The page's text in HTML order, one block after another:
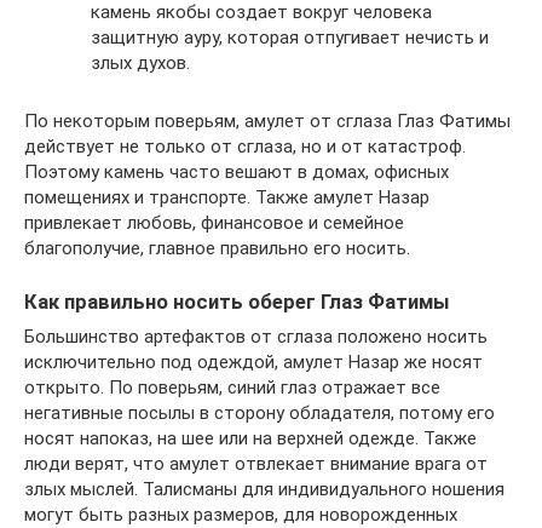
камень якобы создает вокруг человека
защитную ауру, которая отпугивает нечисть и
злых духов.
По некоторым поверьям, амулет от сглаза Глаз Фатимы
действует не только от сглаза, но и от катастроф.
Поэтому камень часто вешают в домах, офисных
помещениях и транспорте. Также амулет Назар
привлекает любовь, финансовое и семейное
благополучие, главное правильно его носить.
Как правильно носить оберег Глаз Фатимы
Большинство артефактов от сглаза положено носить
исключительно под одеждой, амулет Назар же носят
открыто. По поверьям, синий глаз отражает все
негативные посылы в сторону обладателя, потому его
носят напоказ, на шее или на верхней одежде. Также
люди верят, что амулет отвлекает внимание врага от
злых мыслей. Талисманы для индивидуального ношения
могут быть разных размеров, для новорожденных